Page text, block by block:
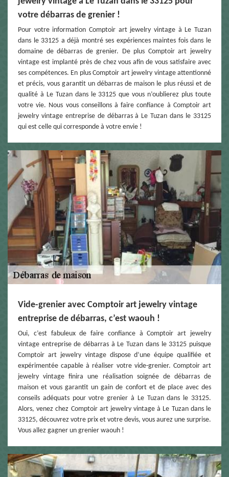
votre débarras de grenier !
Pour votre information Comptoir art jewelry vintage à Le Tuzan
dans le 33125 a déjà montré ses expériences maintes fois dans le
domaine de débarras de grenier. De plus Comptoir art jewelry
vintage est implanté près de chez vous afin de vous satisfaire avec
ses compétences. En plus Comptoir art jewelry vintage attentionné
et précis, vous garantit un débarras de maison le plus réussi et de
qualité à Le Tuzan dans le 33125 que vous n’oublierez plus toute
votre vie. Nous vous conseillons à faire confiance à Comptoir art
jewelry vintage entreprise de débarras à Le Tuzan dans le 33125
qui est celle qui corresponde à votre envie !
Vide-grenier avec Comptoir art jewelry vintage
entreprise de débarras, c’est waouh !
Oui, c’est fabuleux de faire confiance à Comptoir art jewelry
vintage entreprise de débarras à Le Tuzan dans le 33125 puisque
Comptoir art jewelry vintage dispose d’une équipe qualifiée et
expérimentée capable à réaliser votre vide-grenier. Comptoir art
jewelry vintage finira une réalisation soignée de débarras de
maison et vous garantit un gain de confort et de place avec des
conseils adéquats pour votre grenier à Le Tuzan dans le 33125.
Alors, venez chez Comptoir art jewelry vintage à Le Tuzan dans le
33125, découvrez votre prix et votre devis, vous aurez une surprise.
Vous allez gagner un grenier waouh !